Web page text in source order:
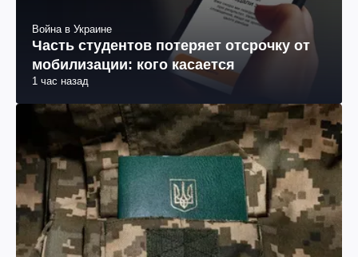
Война в Украине
Часть студентов потеряет отсрочку от
мобилизации: кого касается
1 час назад